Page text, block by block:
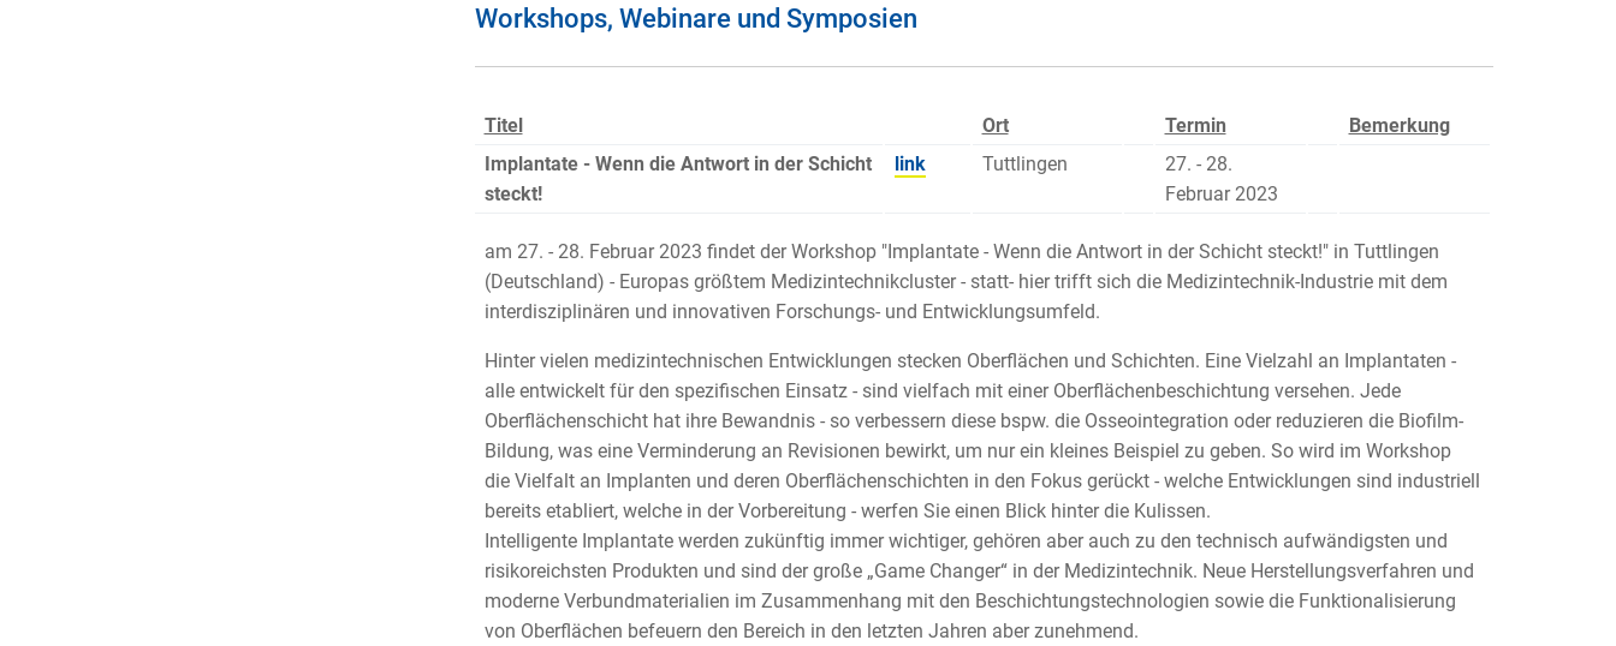
Workshops, Webinare und Symposien
Titel Ort Termin
Bemerkung
Implantate - Wenn die Antwort in der Schicht
steckt!
link Tuttlingen
27. - 28.
Februar 2023
am 27. - 28. Februar 2023 findet der Workshop "Implantate - Wenn die Antwort in der Schicht steckt!" in Tuttlingen
(Deutschland) - Europas größtem Medizintechnikcluster - statt- hier trifft sich die Medizintechnik-Industrie mit dem
interdisziplinären und innovativen Forschungs- und Entwicklungsumfeld.
Hinter vielen medizintechnischen Entwicklungen stecken Oberflächen und Schichten. Eine Vielzahl an Implantaten -
alle entwickelt für den spezifischen Einsatz - sind vielfach mit einer Oberflächenbeschichtung versehen. Jede
Oberflächenschicht hat ihre Bewandnis - so verbessern diese bspw. die Osseointegration oder reduzieren die Biofilm-
Bildung, was eine Verminderung an Revisionen bewirkt, um nur ein kleines Beispiel zu geben. So wird im Workshop
die Vielfalt an Implanten und deren Oberflächenschichten in den Fokus gerückt - welche Entwicklungen sind industriell
bereits etabliert, welche in der Vorbereitung - werfen Sie einen Blick hinter die Kulissen.
Intelligente Implantate werden zukünftig immer wichtiger, gehören aber auch zu den technisch aufwändigsten und
risikoreichsten Produkten und sind der große „Game Changer“ in der Medizintechnik. Neue Herstellungsverfahren und
moderne Verbundmaterialien im Zusammenhang mit den Beschichtungstechnologien sowie die Funktionalisierung
von Oberflächen befeuern den Bereich in den letzten Jahren aber zunehmend.